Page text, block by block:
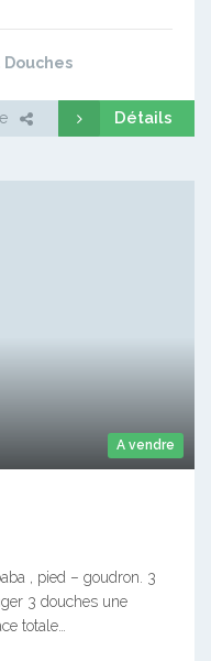
Douches
Détails
A vendre
, pied – goudron. 3
3 douches une
totale…